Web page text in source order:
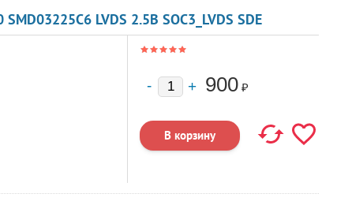
LVDS 2.5В SOC3_LVDS SDE
900 ₽